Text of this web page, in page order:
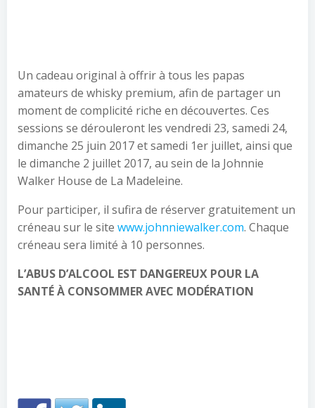
Un cadeau original à offrir à tous les papas
amateurs de whisky premium, afin de partager un
moment de complicité riche en découvertes. Ces
sessions se dérouleront les vendredi 23, samedi 24,
dimanche 25 juin 2017 et samedi 1er juillet, ainsi que
le dimanche 2 juillet 2017, au sein de la Johnnie
Walker House de La Madeleine.
Pour participer, il sufira de réserver gratuitement un
créneau sur le site www.johnniewalker.com. Chaque
créneau sera limité à 10 personnes.
L’ABUS D’ALCOOL EST DANGEREUX POUR LA
SANTÉ À CONSOMMER AVEC MODÉRATION